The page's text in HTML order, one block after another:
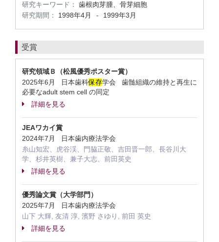
研究キーワード：
歯根肉芽腫、骨芽細胞
研究期間：
1998年4月 - 1999年3月
受賞
研究領域Ｂ（松風優秀ポスター賞）
2025年6月 日本歯科保存学会 歯髄組織の維持と再生に
必要なadult stem cell の同定
詳細を見る
JEAワカイ賞
2024年7月 日本歯内療法学会
糸山知宏、虎谷渓、門脇正敬、吉田晋一郎、長谷川大
学、杉井英樹、兼子大志、前田英史
詳細を見る
優秀論文賞（大学部門）
2025年7月 日本歯内療法学会
山下 大輝, 友清 淳, 濱野 さゆり, 前田 英史
詳細を見る